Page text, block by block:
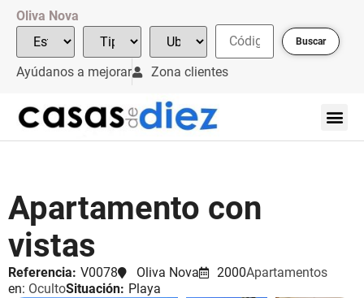
Oliva Nova
Buscar
Ayúdanos a mejorar Zona clientes
Apartamento con
vistas
Referencia: V0078 Oliva Nova 2000Apartamentos
en: OcultoSituación: Playa